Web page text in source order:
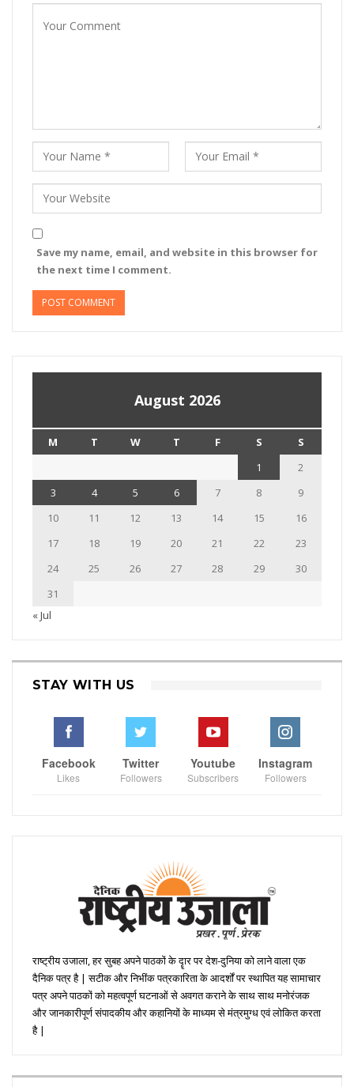
Save my name, email, and website in this browser for
the next time I comment.
August 2026
M T W T F S
S
1
2
3
4 5 6 7 8
9
10
11 12 13 14 15
16
17
18 19 20 21 22
23
24
25 26 27 28 29
30
31
« Jul
STAY WITH US
Facebook
Likes
Twitter
Followers
Youtube
Subscribers
Instagram
Followers
राष्ट्रीय उजाला, हर सुबह अपने पाठकों के दॄार पर देश-दुनिया को लाने वाला एक
दैनिक पत्र है | सटीक और निभींक पत्रकारिता के आदर्शों पर स्थापित यह सामाचार
पत्र अपने पाठकों को महत्वपूर्ण घटनाओं से अवगत कराने के साथ साथ मनोरंजक
और जानकारीपूर्ण संपादकीय और कहानियों के माध्यम से मंत्रमुग्ध एवं लोकित करता
है |